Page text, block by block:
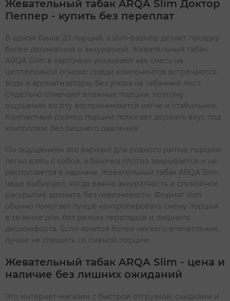
Жевательный табак ARQA Slim Доктор
Пеппер - купить без переплат
В одной банке 20 порций, а slim-размер делает посадку
более деликатной и аккуратной. Жевательный табак
ARQA Slim в карточках указывают как смесь на
целлюлозной основе: среди компонентов встречаются
вода и ароматизаторы, без упора на табачный лист.
Отдельно отмечают влажные порции, поэтому
ощущение во рту воспринимается мягче и стабильнее.
Компактный размер порции помогает держать вкус под
контролем, без лишнего давления.
По ощущениям это вариант для ровного ритма: порцию
легко взять с собой, а баночка плотно закрывается и не
расползается в кармане. Жевательный табак ARQA Slim
чаще выбирают, когда важна аккуратность и спокойное
раскрытие аромата, без навязчивости. Формат slim
обычно помогает лучше контролировать смену порций
в течение дня, без резких перепадов и лишнего
дискомфорта. Если хочется более мягкого впечатления,
лучше не спешить со сменой порции.
Жевательный табак ARQA Slim - цена и
наличие без лишних ожиданий
Это интернет-магазин с быстрой отгрузкой, скидками и